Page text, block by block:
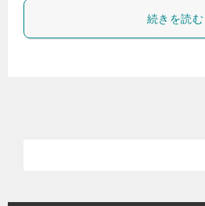
続きを読む